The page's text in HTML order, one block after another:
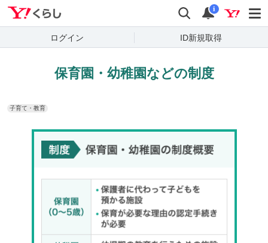
検索 通知
i
ログイン ID新規取得
保育園・幼稚園などの制度
子育て・教育